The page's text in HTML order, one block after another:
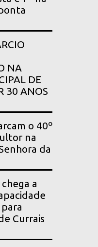
NA
DE
30 ANOS
o 40º
na
da
a
Currais